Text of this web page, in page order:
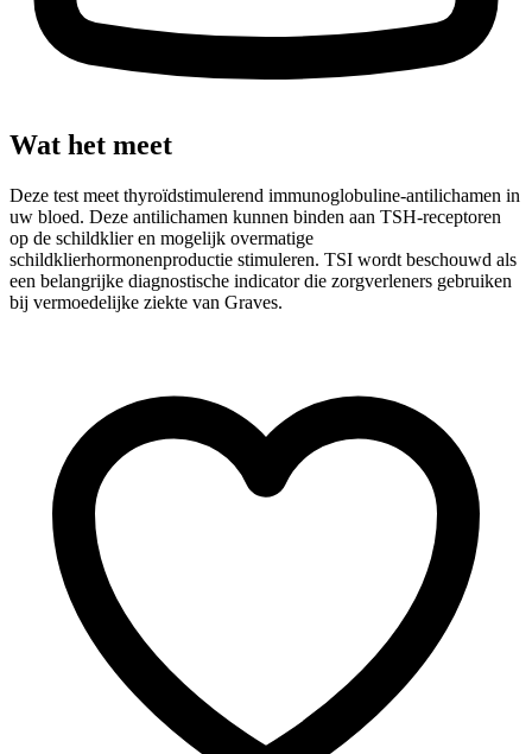
Wat het meet
Deze test meet thyroïdstimulerend immunoglobuline-antilichamen in
uw bloed. Deze antilichamen kunnen binden aan TSH-receptoren
op de schildklier en mogelijk overmatige
schildklierhormonenproductie stimuleren. TSI wordt beschouwd als
een belangrijke diagnostische indicator die zorgverleners gebruiken
bij vermoedelijke ziekte van Graves.